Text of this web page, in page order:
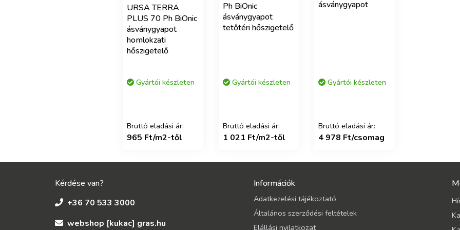
URSA TERRA
PLUS 70 Ph BiOnic
ásványgyapot
homlokzati
hőszigetelő
Gyártói készleten
Bruttó eladási ár:
965 Ft/m2-től
Ph BiOnic
ásványgyapot
tetőtéri hőszigetelő
Gyártói készleten
Bruttó eladási ár:
1 021 Ft/m2-től
ásványgyapot
Gyártói készleten
Bruttó eladási ár:
4 978 Ft/csomag
Kérdése van?
+36 70 533 3000
webshop [kukac] gras.hu
Információk
Adatkezelési tájékoztató
Általános szerződési feltételek
Elállási nyilatkozat